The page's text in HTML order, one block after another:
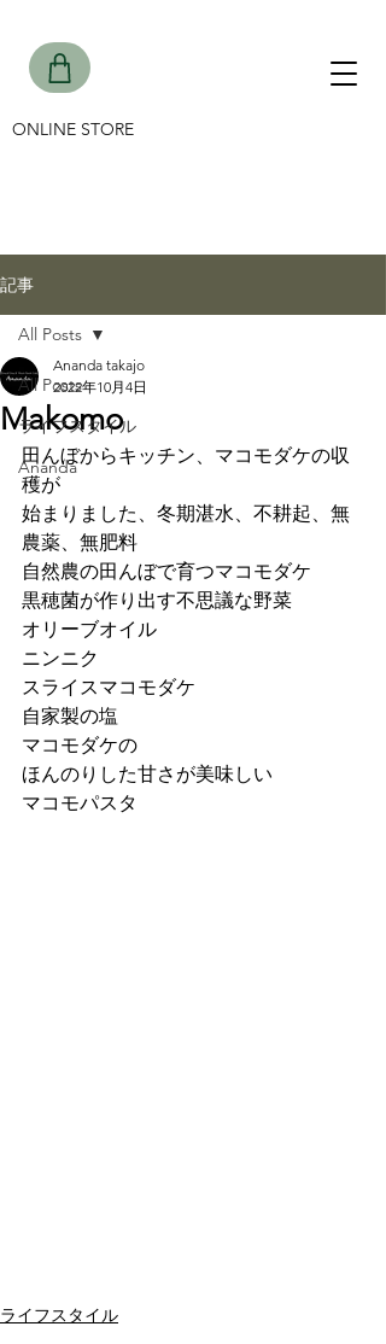
ONLINE STORE
記事
All Posts
ライフスタイル
Ananda
All Posts
Makomo
Ananda takajo
2022年10月4日
田んぼからキッチン、マコモダケの収
穫が
始まりました、冬期湛水、不耕起、無
農薬、無肥料
自然農の田んぼで育つマコモダケ
黒穂菌が作り出す不思議な野菜
オリーブオイル
ニンニク
スライスマコモダケ
自家製の塩
マコモダケの
ほんのりした甘さが美味しい
マコモパスタ
ライフスタイル